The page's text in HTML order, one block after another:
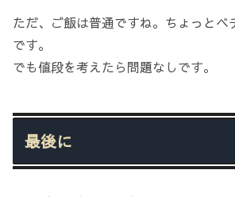
ただ、ご飯は普通ですね。ちょっとベ
です。
でも値段を考えたら問題なしです。
最後に